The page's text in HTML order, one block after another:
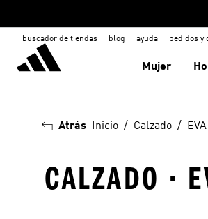
buscador de tiendas blog ayuda pedidos y
Mujer
Atrás Inicio Calzado EVA
CALZADO ·